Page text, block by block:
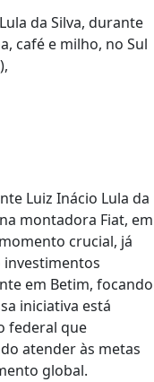
da Silva, durante
café e milho, no Sul
Luiz Inácio Lula da
montadora Fiat, em
crucial, já
investimentos
em Betim, focando
iniciativa está
federal que
atender às metas
global.